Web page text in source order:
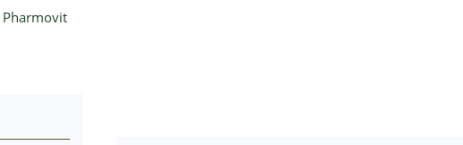
Pharmovit